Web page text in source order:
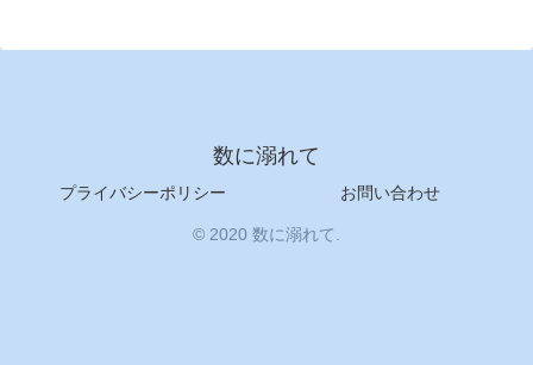
数に溺れて
プライバシーポリシー お問い合わせ
© 2020 数に溺れて.